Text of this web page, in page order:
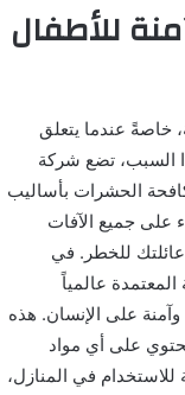
للأطفال
خاصةً عندما يتعلق
السبب، تضع شركة
الحشرات بأساليب
على جميع الآفات
للخطر. في
عالمياً
على الإنسان. هذه
على أي مواد
للاستخدام في المنازل،